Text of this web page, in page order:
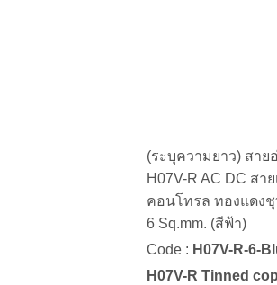
(ระบุความยาว) สาย
H07V-R AC DC สาย
คอนโทรล ทองแดงชุ
6 Sq.mm. (สีฟ้า)
Code : H07V-R-6-
H07V-R Tinned